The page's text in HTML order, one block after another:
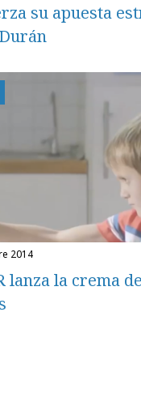
su apuesta
2014
lanza la crema